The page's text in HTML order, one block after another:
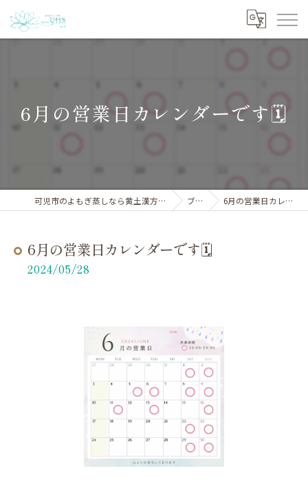
6月の営業日カレンダーです🗓️
可児市のよもぎ蒸しなら黄土漢方よもぎ蒸しサロンYHS ブログ 6月の営業日カレンダーです🗓️
6月の営業日カレンダーです🗓️
2024/05/28